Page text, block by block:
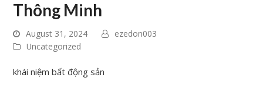
Thông Minh
August 31, 2024
ezedon003
Uncategorized
khái niệm bất động sản